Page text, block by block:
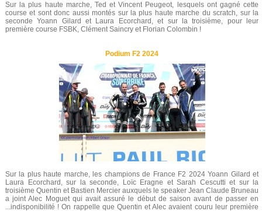
Sur la plus haute marche, Ted et Vincent Peugeot, lesquels ont gagné cette
course et sont donc aussi montés sur la plus haute marche du scratch, sur la
seconde Yoann Gilard et Laura Ecorchard, et sur la troisième, pour leur
première course FSBK, Clément Saincry et Florian Colombin !
Podium F2 2024
Sur la plus haute marche, les champions de France F2 2024 Yoann Gilard et
Laura Ecorchard, sur la seconde, Loïc Eragne et Sarah Cescutti et sur la
troisième Quentin et Bastien Mercier auxquels le speaker Jean Claude Bruneau
a joint Alec Moguet qui avait assuré le début de saison avant de passer en
...indisponibilité ! On rappelle que Quentin et Alec avaient couru leur première